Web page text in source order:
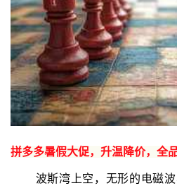
拼多多暑假大促，升温降价，全
波斯湾上空，无形的电磁